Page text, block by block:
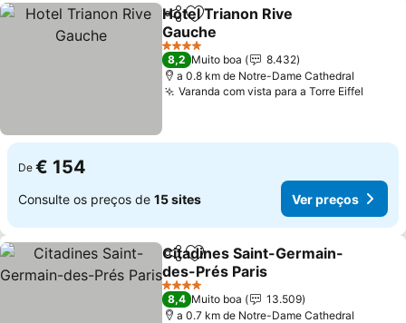
PartilharAdicionar aos favoritos
Hotel Trianon Rive
Gauche
Ver preços
4 Estrelas
8,2 Muito boa
8.432
a 0.8 km de Notre-Dame Cathedral
Varanda com vista para a Torre Eiffel
De € 154
Consulte os preços de 15 sites Ver preços
PartilharAdicionar aos favoritos
Citadines Saint-Germain-
des-Prés Paris
Ver preços
4 Estrelas
8,4 Muito boa
13.509
a 0.7 km de Notre-Dame Cathedral